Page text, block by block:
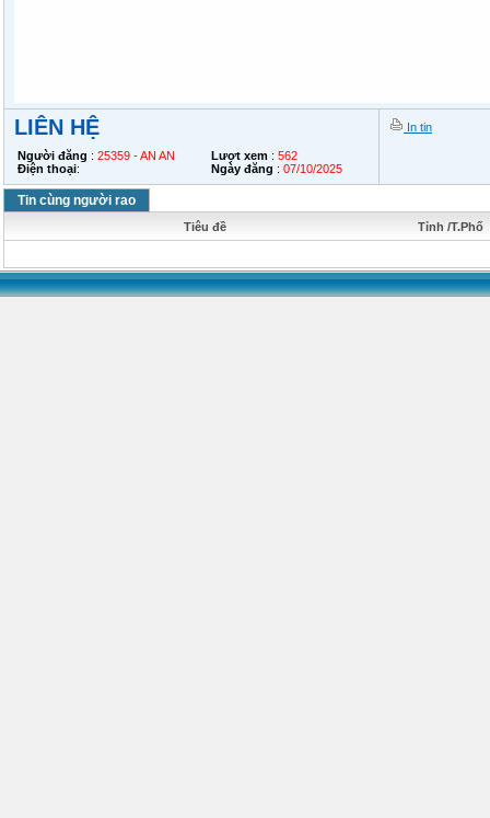
LIÊN HỆ
Người đăng : 25359 - AN AN
Điện thoại:
Lượt xem : 562
Ngày đăng : 07/10/2025
In tin
Tin cùng người rao
Tiêu đề Tỉnh /T.Phố